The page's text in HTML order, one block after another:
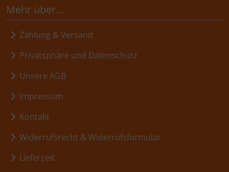
Mehr über...
Zahlung & Versand
Privatsphäre und Datenschutz
Unsere AGB
Impressum
Kontakt
Widerrufsrecht & Widerrufsformular
Lieferzeit